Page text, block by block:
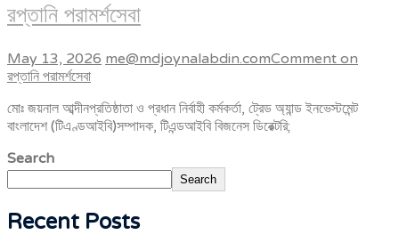
রপ্তানি পরামর্শসেবা
May 13, 2026 me@mdjoynalabdin.comComment on
রপ্তানি পরামর্শসেবা
মোঃ জয়নাল আব্দীনপ্রতিষ্ঠাতা ও প্রধান নির্বাহী কর্মকর্তা, ট্রেড অ্যান্ড ইনভেস্টমেন্ট
বাংলাদেশ (টিএণ্ডআইবি)সম্পাদক, টিএন্ডআইবি বিজনেস ডিরেক্টরি;
Search
Search
Recent Posts